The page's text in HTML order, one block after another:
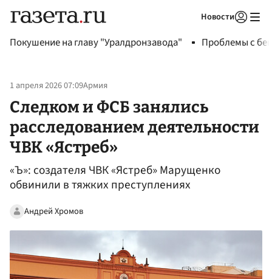
Новости
Покушение на главу "Уралдронзавода" Проблемы с
1 апреля 2026 07:09Армия
Следком и ФСБ занялись
расследованием деятельности
ЧВК «Ястреб»
«Ъ»: создателя ЧВК «Ястреб» Марущенко
обвинили в тяжких преступлениях
Андрей Хромов